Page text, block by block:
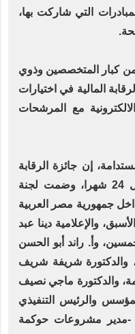
التي شاركت بها،
كبار المتخصصين وذوي
المالية في اختيارات
مع المرشحات
إن جائزة الرقابة
المالية للقيادات النسائية الأكثر تميزا ستكون دوريتها كل 24 شهرا، وضمت لجنة
من داخل جمهورية مصر العربية
والإعلامية دينا عبد
وأ. راند أبو الحسن
والدكتورة شريفة شريف
والدكتورة ماجي نصيف
والرئيس التنفيذي
-مدير مشروعات حوكمة